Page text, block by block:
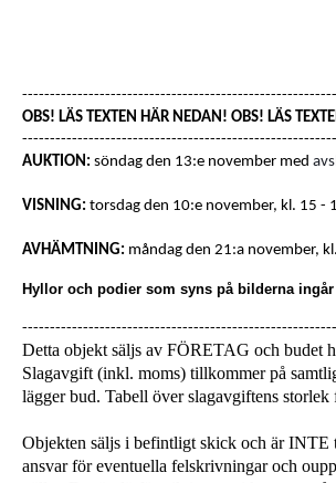
OBS! LÄS TEXTEN HÄR NEDAN! OBS! LÄS
AUKTION: söndag den 13:e november med
VISNING: torsdag den 10:e november, kl. 15 -
AVHÄMTNING: måndag den 21:a november,
Hyllor och podier som syns på bilderna
Detta objekt säljs av FÖRETAG och budet
Slagavgift (inkl. moms) tillkommer på
lägger bud. Tabell över slagavgiftens
Objekten säljs i befintligt skick och är INTE
ansvar för eventuella felskrivningar och